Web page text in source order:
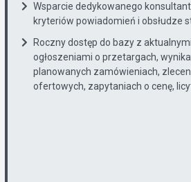
Wsparcie dedykowanego
kryteriów powiadomień i obsłudze
Roczny dostęp do bazy z
ogłoszeniami o przetargach,
planowanych zamówieniach,
ofertowych, zapytaniach o cenę,